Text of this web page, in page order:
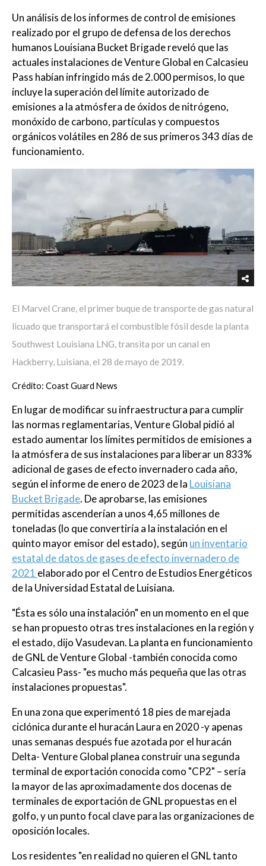
Un análisis de los informes de control de emisiones
realizado por el grupo de defensa de los derechos
humanos Louisiana Bucket Brigade reveló que las
actuales instalaciones de Venture Global en Calcasieu
Pass habían infringido más de 2.000 permisos, lo que
incluye la superación del límite autorizado de
emisiones a la atmósfera de óxidos de nitrógeno,
monóxido de carbono, partículas y compuestos
orgánicos volátiles en 286 de sus primeros 343 días de
funcionamiento.
El Marvel Crane, el primer buque de transporte de gas natural
licuado que transportará el combustible fósil desde la planta
Southwest Louisiana LNG, transita por un canal en
Hackberry, Luisiana, el 28 de mayo de 2019.
Crédito: Coast Guard News
En lugar de modificar su infraestructura para cumplir
las normas reglamentarias, Venture Global pidió al
estado aumentar los límites permitidos de emisiones a
la atmósfera de sus instalaciones para liberar un 833%
adicional de gases de efecto invernadero cada año,
según el informe de enero de 2023 de la Louisiana
Bucket Brigade. De aprobarse, las emisiones
permitidas ascenderían a unos 4,65 millones de
toneladas (lo que convertiría a la instalación en el
quinto mayor emisor del estado), según un inventario
estatal de datos de gases de efecto invernadero de
2021 elaborado por el Centro de Estudios Energéticos
de la Universidad Estatal de Luisiana.
"Ésta es sólo una instalación" en un momento en el que
se han propuesto otras tres instalaciones en la región y
el estado, dijo Vasudevan. La planta en funcionamiento
de GNL de Venture Global -también conocida como
Calcasieu Pass- "es mucho más pequeña que las otras
instalaciones propuestas".
En una zona que experimentó 18 pies de marejada
ciclónica durante el huracán Laura en 2020 -y apenas
unas semanas después fue azotada por el huracán
Delta- Venture Global planea construir una segunda
terminal de exportación conocida como "CP2" – sería
la mayor de las aproximadamente dos docenas de
terminales de exportación de GNL propuestas en el
golfo, y un punto focal clave para las organizaciones de
oposición locales.
Los residentes "en realidad no quieren el GNL tanto